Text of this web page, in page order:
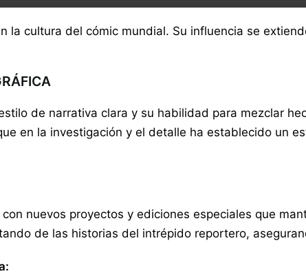
la cultura del cómic mundial. Su influencia se
de narrativa clara y su habilidad para mezclar
en la investigación y el detalle ha establecido un
nuevos proyectos y ediciones especiales que
de las historias del intrépido reportero,